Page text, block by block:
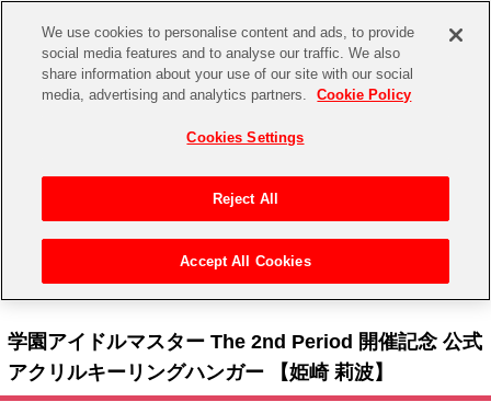
CHANNEL STORE EVENT
ゲーム 電子書籍
アイドルマスターシリーズ
アイドルマスター
アイドルマスター SideM
イベントグッズ
トイ・ホビー
アイドルマスター シリーズ>学園アイドルマスター
学園アイドルマスター The 2nd Period 開催記念 公式
アクリルキーリングハンガー 【姫崎 莉波】
We use cookies to personalise content and ads, to provide
social media features and to analyse our traffic. We also
share information about your use of our site with our social
media, advertising and analytics partners.
Cookie Policy
Cookies Settings
Reject All
Accept All Cookies